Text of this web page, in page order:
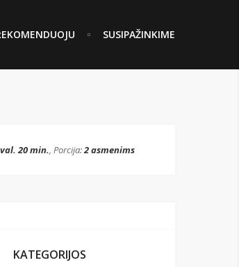
SUSIPAŽINKIME
20 min., Porcija:2 asmenims
KATEGORIJOS